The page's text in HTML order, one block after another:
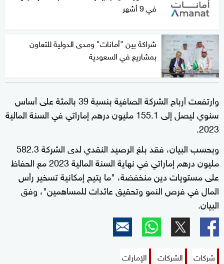
في 9 أشهر
شراكة بين "أمانات" ومدى الدولية للتعاون
بمشاريع في السعودية
وارتفعت أرباح الشركة الصافية بنسبة 39 بالمئة على أساس
سنوي ليصل إلى 155.1 مليون درهم إماراتي في السنة المالية
2023.
وبحسب البيان، فقد بلغ الرصيد النقدي لدى الشركة 582.3
مليون درهم إماراتي في نهاية السنة المالية 2023 مع الحفاظ
على مستويات دين منخفضة، "ما يتيح إمكانية تسخير رأس
المال في فرص النمو وتحقيق عائدات للمساهمين"، وفق
البيان.
شركات الشركات الإمارات